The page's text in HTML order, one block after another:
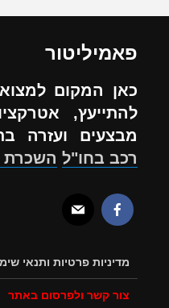
פאמיליטור
כאן המקום
להתייעץ,
מבצעים ועזרה
רכב בחו"ל השכרת
מדיניות פרטיות ותנאי
צור קשר ולפרסום באתר